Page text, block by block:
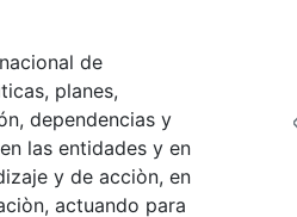
de
planes,
dependencias y
las entidades y en
y de acciòn, en
actuando para